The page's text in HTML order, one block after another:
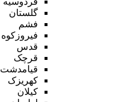
گلستان
فشم
فیروزکوه
قدس
قرچک
قیامدشت
کهریزک
کیلان